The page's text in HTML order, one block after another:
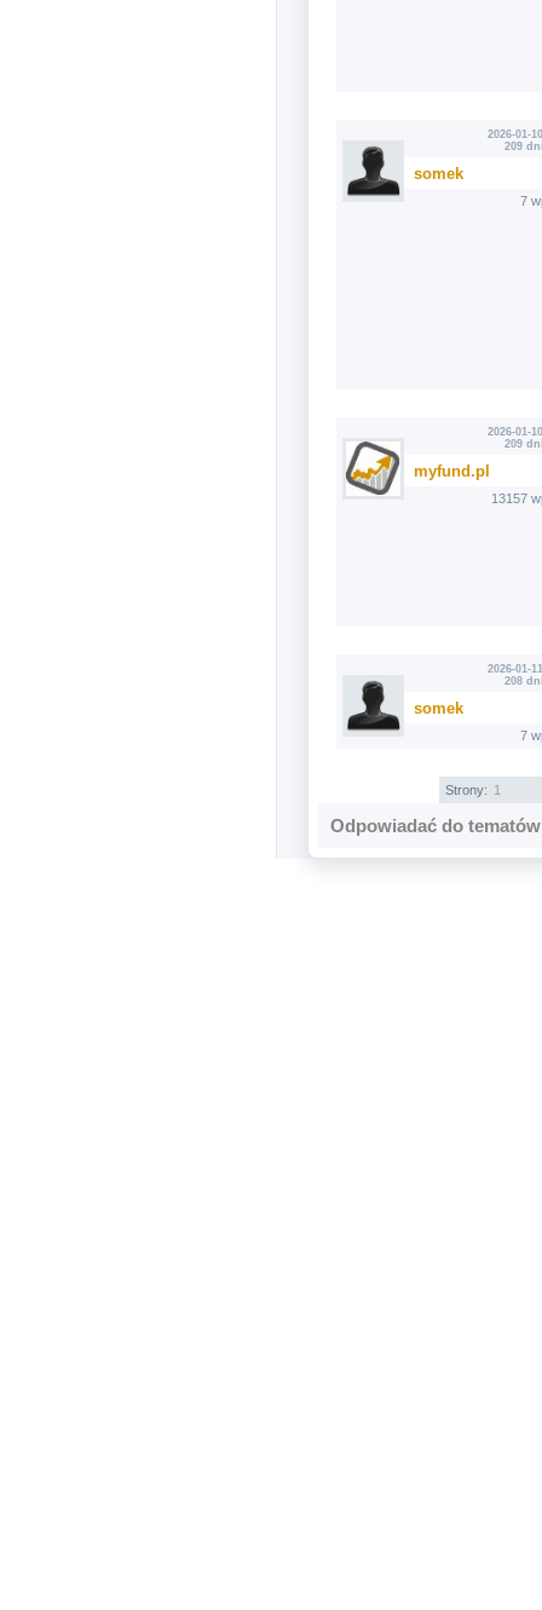
2026-01-
209
somek
7
2026-01-
209
myfund.pl
13157
2026-01-
208
somek
7
Strony: 1
Odpowiadać do